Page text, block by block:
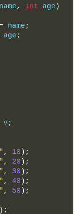
, int age )
name ;
age ;
v;
, 10 );
, 20 );
, 30 );
, 40 );
, 50 );
);